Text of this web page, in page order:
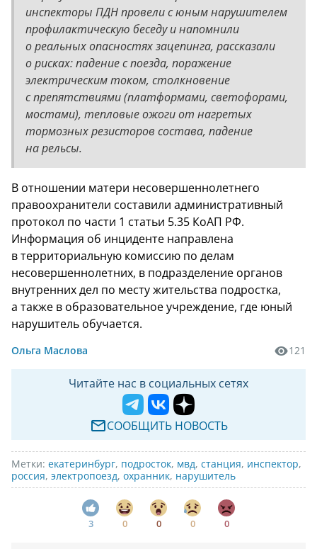
инспекторы ПДН провели с юным нарушителем
профилактическую беседу и напомнили
о реальных опасностях зацепинга, рассказали
о рисках: падение с поезда, поражение
электрическим током, столкновение
с препятствиями (платформами, светофорами,
мостами), тепловые ожоги от нагретых
тормозных резисторов состава, падение
на рельсы.
В отношении матери несовершеннолетнего
правоохранители составили административный
протокол по части 1 статьи 5.35 КоАП РФ.
Информация об инциденте направлена
в территориальную комиссию по делам
несовершеннолетних, в подразделение органов
внутренних дел по месту жительства подростка,
а также в образовательное учреждение, где юный
нарушитель обучается.
Ольга Маслова 121
Читайте нас в социальных сетях
СООБЩИТЬ НОВОСТЬ
Метки: екатеринбург, подросток, мвд, станция, инспектор,
россия, электропоезд, охранник, нарушитель
3 0 0 0 0